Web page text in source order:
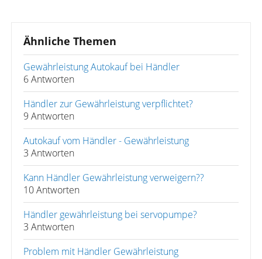
Ähnliche Themen
Gewährleistung Autokauf bei Händler
6 Antworten
Händler zur Gewährleistung verpflichtet?
9 Antworten
Autokauf vom Händler - Gewährleistung
3 Antworten
Kann Händler Gewährleistung verweigern??
10 Antworten
Händler gewährleistung bei servopumpe?
3 Antworten
Problem mit Händler Gewährleistung